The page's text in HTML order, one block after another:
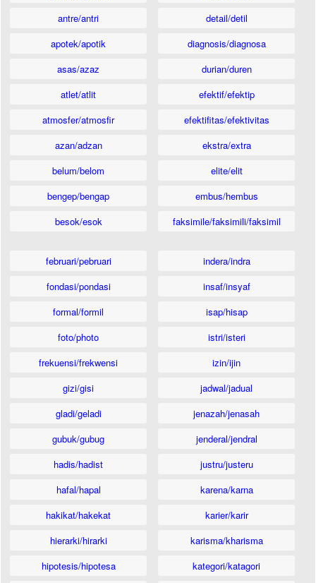
antre/antri
apotek/apotik
asas/azaz
atlet/atlit
atmosfer/atmosfir
azan/adzan
belum/belom
bengep/bengap
besok/esok
detail/detil
diagnosis/diagnosa
durian/duren
efektif/efektip
efektifitas/efektivitas
ekstra/extra
elite/elit
embus/hembus
faksimile/faksimili/faksimil
februari/pebruari
fondasi/pondasi
formal/formil
foto/photo
frekuensi/frekwensi
gizi/gisi
gladi/geladi
gubuk/gubug
hadis/hadist
hafal/hapal
hakikat/hakekat
hierarki/hirarki
hipotesis/hipotesa
indera/indra
insaf/insyaf
isap/hisap
istri/isteri
izin/ijin
jadwal/jadual
jenazah/jenasah
jenderal/jendral
justru/justeru
karena/karna
karier/karir
karisma/kharisma
kategori/katagori